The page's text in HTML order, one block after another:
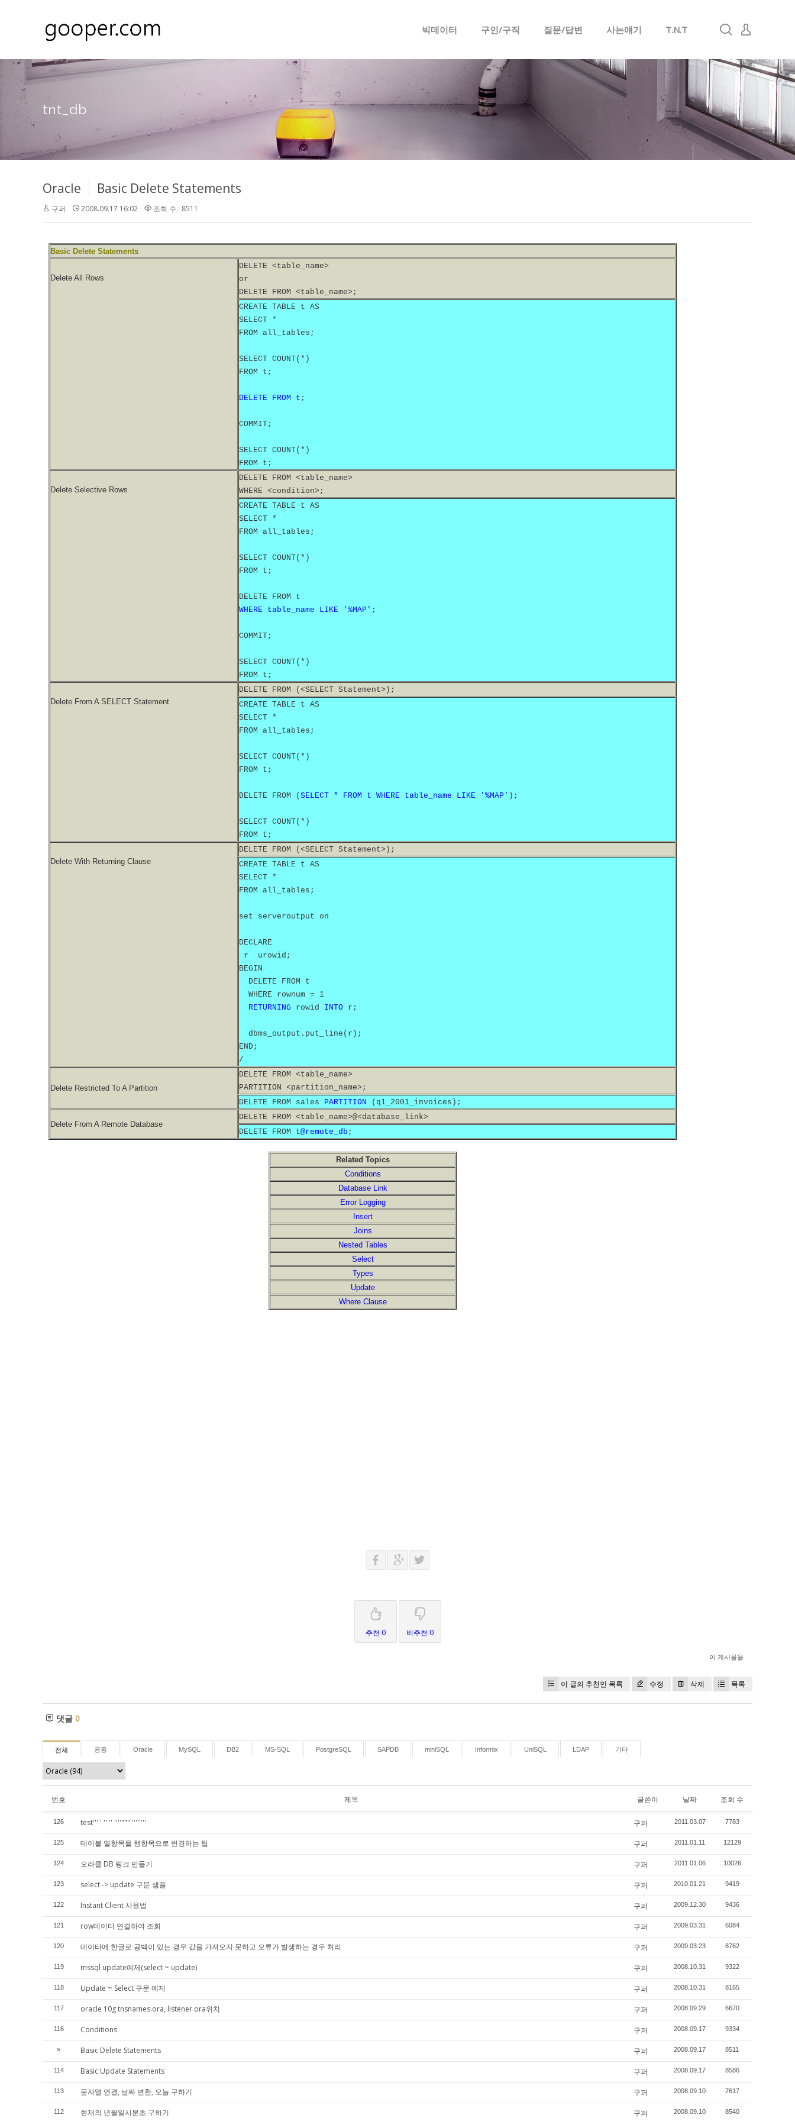
로그인
빅데이터 구인/구직 질문/답변 사는얘기 T.N.T
tnt_db
Oracle Basic Delete Statements
구퍼 2008.09.17 16:02 조회 수 : 8511
Basic Delete Statements
Delete All Rows
DELETE <table_name>
or
DELETE FROM <table_name>;
CREATE TABLE t AS
SELECT *
FROM all_tables;
SELECT COUNT(*)
FROM t;
DELETE FROM t ;
COMMIT;
SELECT COUNT(*)
FROM t;
Delete Selective Rows
DELETE FROM <table_name>
WHERE <condition>;
CREATE TABLE t AS
SELECT *
FROM all_tables;
SELECT COUNT(*)
FROM t;
DELETE FROM t
WHERE table_name LIKE '%MAP' ;
COMMIT;
SELECT COUNT(*)
FROM t;
Delete From A SELECT Statement
DELETE FROM (<SELECT Statement>);
CREATE TABLE t AS
SELECT *
FROM all_tables;
SELECT COUNT(*)
FROM t;
DELETE FROM ( SELECT * FROM t WHERE table_name LIKE '%MAP' );
SELECT COUNT(*)
FROM t;
Delete With Returning Clause
DELETE FROM (<SELECT Statement>);
CREATE TABLE t AS
SELECT *
FROM all_tables;
set serveroutput on
DECLARE
r urowid;
BEGIN
DELETE FROM t
WHERE rownum = 1
RETURNING rowid INTO r;
dbms_output.put_line(r);
END;
/
Delete Restricted To A Partition
DELETE FROM <table_name>
PARTITION <partition_name>;
DELETE FROM sales PARTITION (q1_2001_invoices);
Delete From A Remote Database
DELETE FROM <table_name>@<database_link>
DELETE FROM t@remote_db ;
Related Topics
Conditions
Database Link
Error Logging
Insert
Joins
Nested Tables
Select
Types
Update
Where Clause
추천 0 비추천 0
이 게시물을
이 글의 추천인 목록 수정 삭제 목록
댓글 0
전체 공통 Oracle MySQL DB2 MS-SQL PostgreSQL SAPDB miniSQL Informix UniSQL LDAP 기타
번호 제목 글쓴이 날짜 조회 수
126 test''' ' '' '' ''''""" '''''''' 구퍼 2011.03.07 7783
125 테이블 열항목을 행항목으로 변경하는 팁 구퍼 2011.01.11 12129
124 오라클 DB 링크 만들기 구퍼 2011.01.06 10026
123 select -> update 구문 샘플 구퍼 2010.01.21 9419
122 Instant Client 사용법 구퍼 2009.12.30 9436
121 row데이터 연결하여 조회 구퍼 2009.03.31 6084
120 데이타에 한글로 공백이 있는 경우 값을 가져오지 못하고 오류가 발생하는 경우 처리 구퍼 2009.03.23 8762
119 mssql update예제(select ~ update) 구퍼 2008.10.31 9322
118 Update ~ Select 구문 예제 구퍼 2008.10.31 8165
117 oracle 10g tnsnames.ora, listener.ora위치 구퍼 2008.09.29 6670
116 Conditions 구퍼 2008.09.17 9334
» Basic Delete Statements 구퍼 2008.09.17 8511
114 Basic Update Statements 구퍼 2008.09.17 8586
113 문자열 연결, 날짜 변환, 오늘 구하기 구퍼 2008.09.10 7617
112 현재의 년월일시분초 구하기 구퍼 2008.09.10 8540